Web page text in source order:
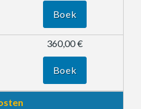
Boek
360,00 €
Boek